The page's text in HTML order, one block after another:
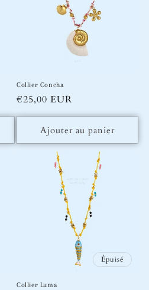
Collier Concha
Prix
habituel
€25,00 EUR
Ajouter au panier
Épuisé
Collier Luma